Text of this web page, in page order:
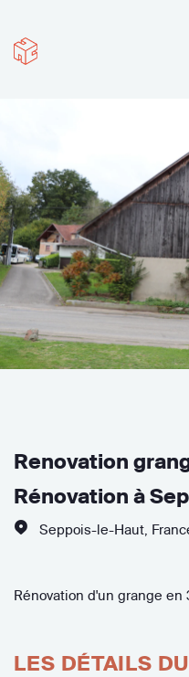
Renovation
Rénovation à
Seppois-le-Haut
Rénovation d'un grange en
LES DÉTAILS